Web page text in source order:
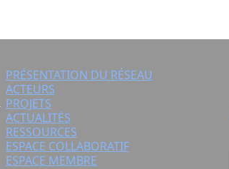
PRÉSENTATION DU RÉSEAU
ACTEURS
PROJETS
ACTUALITÉS
RESSOURCES
ESPACE COLLABORATIF
ESPACE MEMBRE